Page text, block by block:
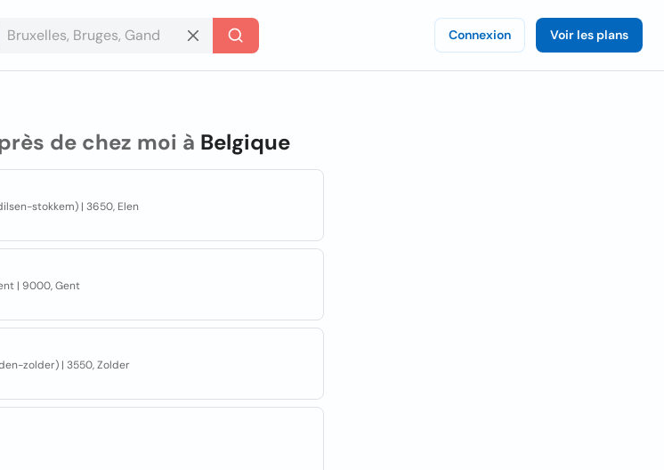
Connexion Voir les plans
de chez moi à Belgique
stokkem) | 3650, Elen
| 9000, Gent
zolder) | 3550, Zolder